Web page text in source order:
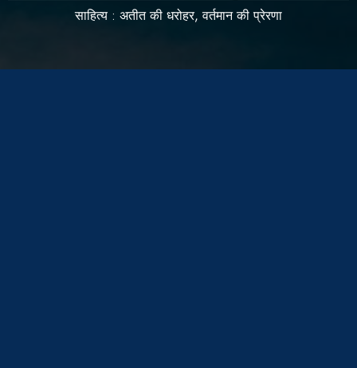
साहित्य : अतीत की धरोहर, वर्तमान की प्रेरणा